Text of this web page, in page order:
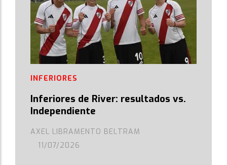
Inferiores de River: resultados vs.
Independiente
AXEL LIBRAMENTO BELTRAM
INFERIORES
11/07/2026